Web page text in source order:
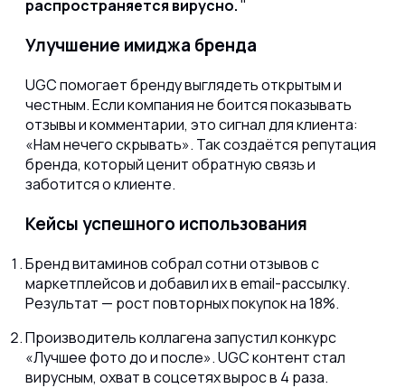
распространяется вирусно.
Улучшение имиджа бренда
UGC помогает бренду выглядеть открытым и
честным. Если компания не боится показывать
отзывы и комментарии, это сигнал для клиента:
«Нам нечего скрывать». Так создаётся репутация
бренда, который ценит обратную связь и
заботится о клиенте.
Кейсы успешного использования
Бренд витаминов собрал сотни отзывов с
маркетплейсов и добавил их в email-рассылку.
Результат — рост повторных покупок на 18%.
Производитель коллагена запустил конкурс
«Лучшее фото до и после». UGC контент стал
вирусным, охват в соцсетях вырос в 4 раза.